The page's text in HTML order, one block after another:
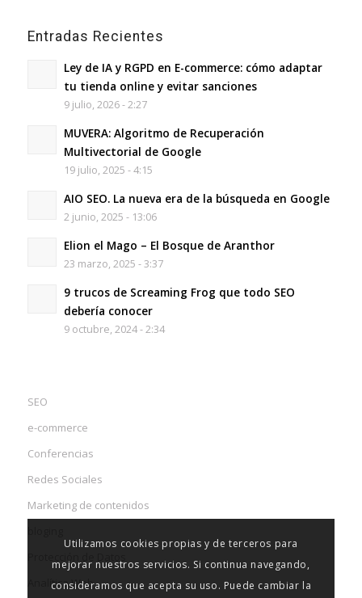
Entradas Recientes
Ley de IA y RGPD en E-commerce: cómo adaptar
tu tienda online y evitar sanciones
9 julio, 2026 - 2:27
MUVERA: Algoritmo de Recuperación
Multivectorial de Google
19 julio, 2025 - 4:15
AIO SEO. La nueva era de la búsqueda en Google
2 junio, 2025 - 13:06
Elion el Mago – El Bosque de Aranthor
23 marzo, 2025 - 3:37
9 trucos de Screaming Frog que todo SEO
debería conocer
9 octubre, 2024 - 2:34
SEO
e-commerce
Conferencias
Redes Sociales
Marketing de contenidos
Analítica Web
Utilizamos cookies propias y de terceros para
mejorar nuestros servicios. Si continua navegando,
consideramos que acepta su uso. Puede cambiar la